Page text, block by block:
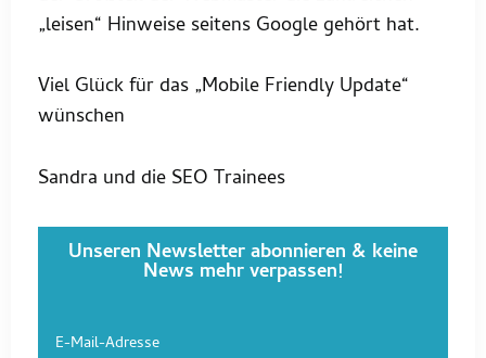
„leisen“ Hinweise seitens Google gehört hat.
Viel Glück für das „Mobile Friendly Update“
wünschen
Sandra und die SEO Trainees
Unseren Newsletter abonnieren & keine
News mehr verpassen!
E-Mail-Adresse